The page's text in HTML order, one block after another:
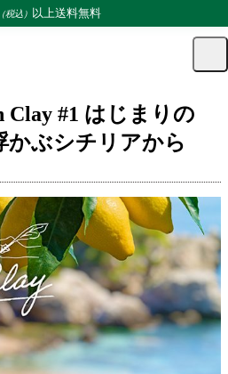
（税込） 以上送料無料
| コラムLife with Green Clay #1 はじまり
Clay #1 はじまりの
ぶシチリアから